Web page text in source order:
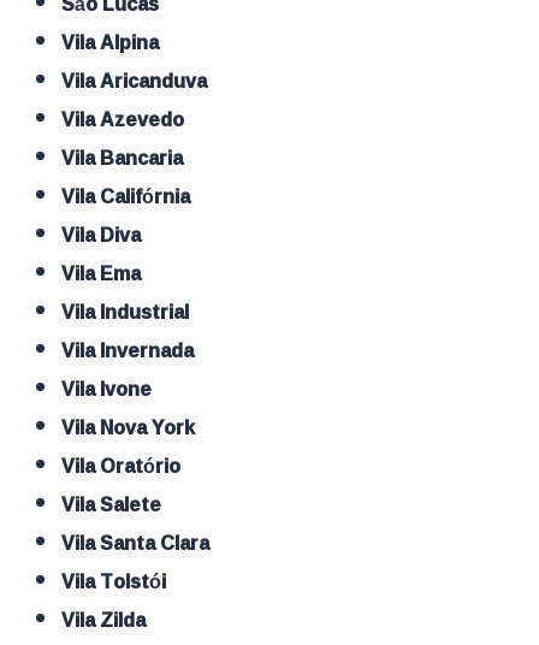
Vila Alpina
Vila Aricanduva
Vila Azevedo
Vila Bancaria
Vila Califórnia
Vila Diva
Vila Ema
Vila Industrial
Vila Invernada
Vila Ivone
Vila Nova York
Vila Oratório
Vila Salete
Vila Santa Clara
Vila Tolstói
Vila Zilda